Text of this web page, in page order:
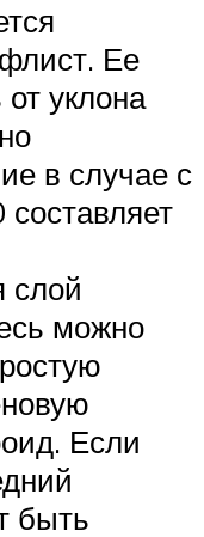
Ее
уклона
в случае с
слой
можно
Если
быть